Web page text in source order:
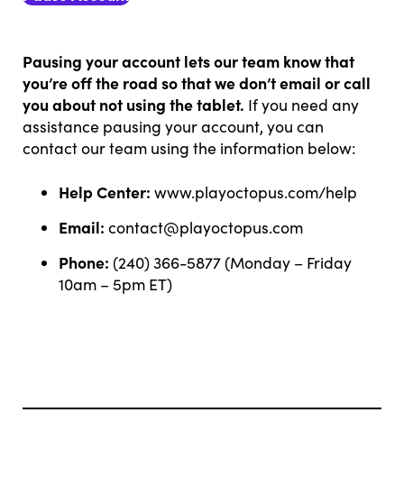
Pausing your account lets our team know that
you’re off the road so that we don’t email or call
you about not using the tablet. If you need any
assistance pausing your account, you can
contact our team using the information below:
Help Center: www.playoctopus.com/help
Email: contact@playoctopus.com
Phone: (240) 366-5877 (Monday – Friday
10am – 5pm ET)